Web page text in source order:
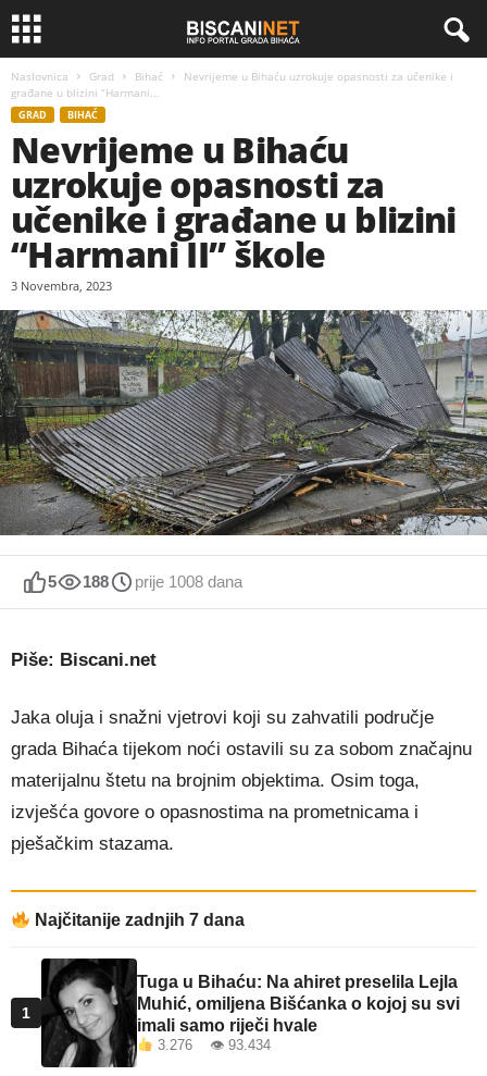
Naslovnica Grad Bihać
Nevrijeme u Bihaću uzrokuje opasnosti za učenike i
građane u blizini “Harmani...
GRAD BIHAĆ
Nevrijeme u Bihaću
uzrokuje opasnosti za
učenike i građane u blizini
“Harmani II” škole
3 Novembra, 2023
5 188 prije 1008 dana
Piše: Biscani.net
Jaka oluja i snažni vjetrovi koji su zahvatili područje
grada Bihaća tijekom noći ostavili su za sobom značajnu
materijalnu štetu na brojnim objektima. Osim toga,
izvješća govore o opasnostima na prometnicama i
pješačkim stazama.
Najčitanije zadnjih 7 dana
1
Tuga u Bihaću: Na ahiret preselila Lejla
Muhić, omiljena Bišćanka o kojoj su svi
imali samo riječi hvale
3.276 👁 93.434